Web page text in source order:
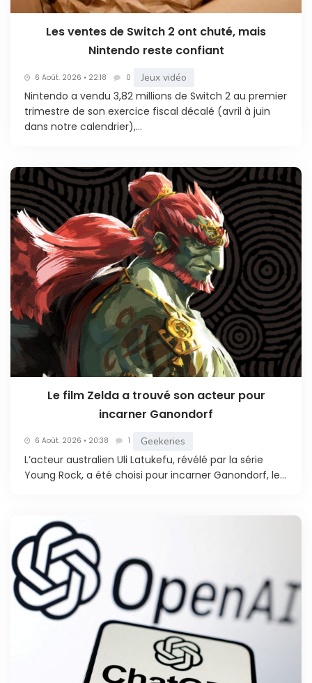
Les ventes de Switch 2 ont chuté, mais
Nintendo reste confiant
6 Août. 2026 • 22:18 0 Jeux vidéo
Nintendo a vendu 3,82 millions de Switch 2 au premier
trimestre de son exercice fiscal décalé (avril à juin
dans notre calendrier),...
Le film Zelda a trouvé son acteur pour
incarner Ganondorf
6 Août. 2026 • 20:38 1 Geekeries
L’acteur australien Uli Latukefu, révélé par la série
Young Rock, a été choisi pour incarner Ganondorf, le...